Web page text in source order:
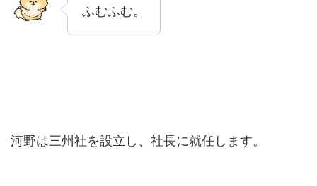
ふむふむ。
河野は三州社を設立し、社長に就任します。